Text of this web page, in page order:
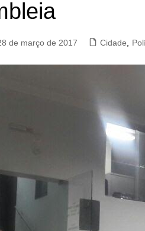
de março de 2017 Cidade,